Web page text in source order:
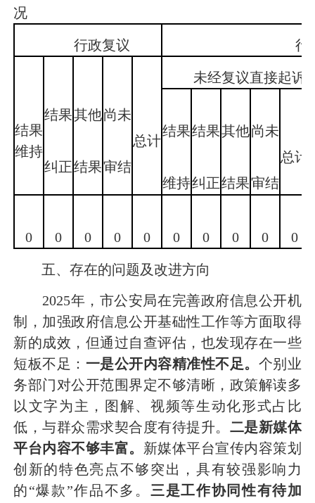
况
行政复议 行
结果
维持
结果
纠正
其他
结果
尚未
审结
总计
未经复议直接起诉
结果
维持
结果
纠正
其他
结果
尚未
审结
总计
0 0 0 0 0 0 0 0 0 0
五、存在的问题及改进方向
2025年，市公安局在完善政府信息公开机
制，加强政府信息公开基础性工作等方面取得
新的成效，但通过自查评估，也发现存在一些
短板不足： 一是公开内容精准性不足。 个别业
务部门对公开范围界定不够清晰，政策解读多
以文字为主，图解、视频等生动化形式占比
低，与群众需求契合度有待提升。 二是新媒体
平台内容不够丰富。 新媒体平台宣传内容策划
创新的特色亮点不够突出，具有较强影响力
的“爆款”作品不多。 三是工作协同性有待加